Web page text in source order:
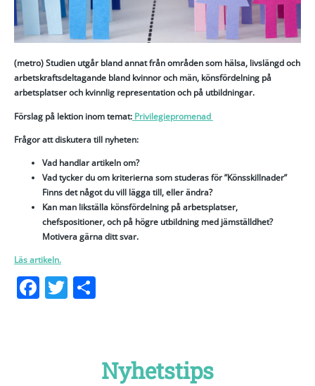
(metro) Studien utgår bland annat från områden som hälsa, livslängd och
arbetskraftsdeltagande bland kvinnor och män, könsfördelning på
arbetsplatser och kvinnlig representation och på utbildningar.
Förslag på lektion inom temat: Privilegiepromenad
Frågor att diskutera till nyheten:
Vad handlar artikeln om?
Vad tycker du om kriterierna som studeras för ”Könsskillnader”
Finns det något du vill lägga till, eller ändra?
Kan man likställa könsfördelning på arbetsplatser,
chefspositioner, och på högre utbildning med jämställdhet?
Motivera gärna ditt svar.
Läs artikeln.
Facebook
Twitter
Nyhetstips